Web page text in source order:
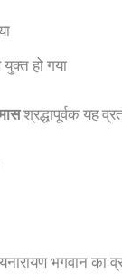
हो गया
श्रद्धापूर्वक यह
भगवान का